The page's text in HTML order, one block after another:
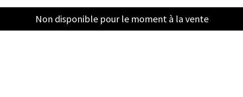
Non disponible pour le moment à la vente